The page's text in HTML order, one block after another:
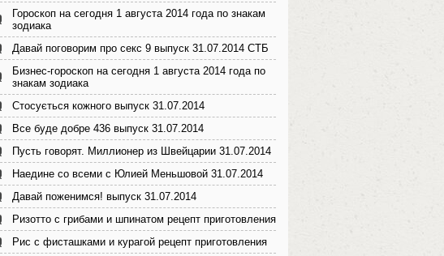
Гороскоп на сегодня 1 августа 2014 года по знакам
зодиака
Давай поговорим про секс 9 выпуск 31.07.2014 СТБ
Бизнес-гороскоп на сегодня 1 августа 2014 года по
знакам зодиака
Стосується кожного выпуск 31.07.2014
Все буде добре 436 выпуск 31.07.2014
Пусть говорят. Миллионер из Швейцарии 31.07.2014
Наедине со всеми с Юлией Меньшовой 31.07.2014
Давай поженимся! выпуск 31.07.2014
Ризотто с грибами и шпинатом рецепт приготовления
Рис с фисташками и курагой рецепт приготовления